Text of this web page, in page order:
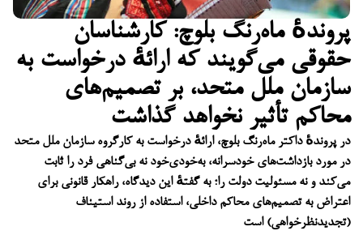
پروندهٔ ماه‌رنگ بلوچ: کارشناسان
حقوقی می‌گویند که ارائهٔ درخواست به
سازمان ملل متحد، بر تصمیم‌های
محاکم تأثیر نخواهد گذاشت
در پروندهٔ داکتر ماه‌رنگ بلوچ، ارائهٔ درخواست به کارگروه سازمان ملل متحد
در مورد بازداشت‌های خودسرانه، به‌خودی‌خود نه بی‌گناهی فرد را ثابت
می‌کند و نه مسئولیت دولت را؛ به گفتهٔ این دیدگاه، راهکار قانونی برای
اعتراض به تصمیم‌های محاکم داخلی، استفاده از روند استیناف
(تجدیدنظرخواهی) است